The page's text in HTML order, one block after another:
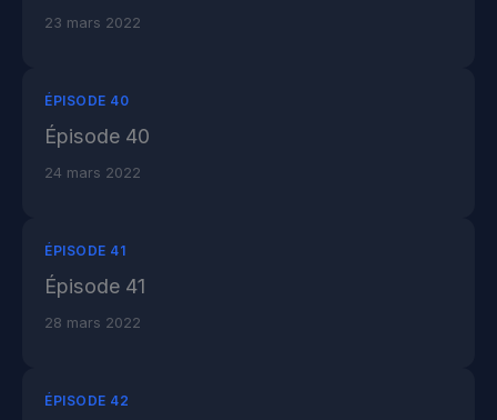
23 mars 2022
ÉPISODE 40
Épisode 40
24 mars 2022
ÉPISODE 41
Épisode 41
28 mars 2022
ÉPISODE 42